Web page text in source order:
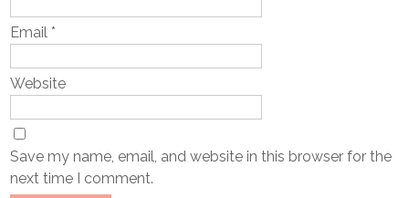
Email*
Website
Save my name, email, and website in this browser for the
next time I comment.